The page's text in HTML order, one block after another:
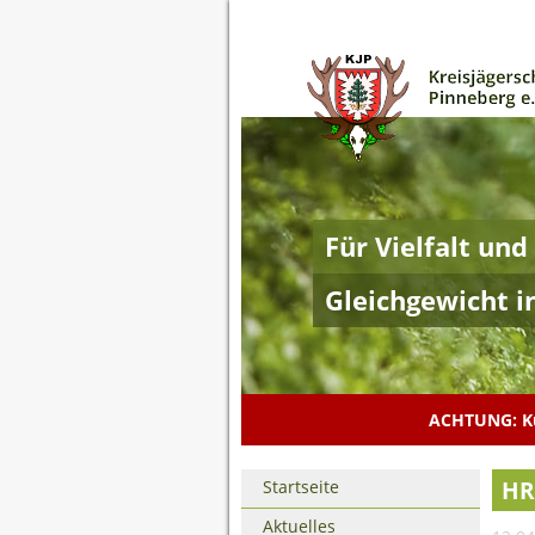
Für Vielfalt und
Gleichgewicht
ACHTUNG:
Navigation
überspringen
Startseite
Aktuelles